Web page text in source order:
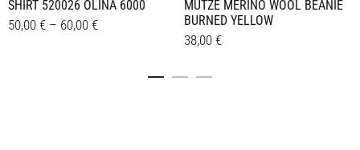
SHIRT 520026 OLINA 6000
50,00 € – 60,00 €
MÜTZE MERINO WOOL BEANIE
BURNED YELLOW
38,00 €